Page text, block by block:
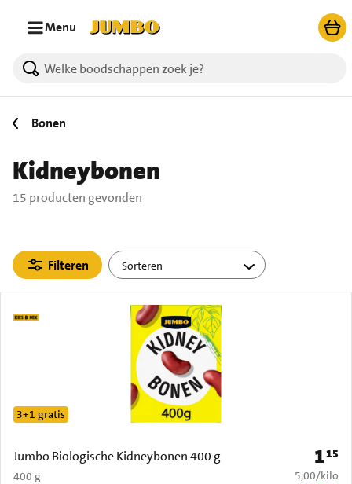
Menu
15 producten gevonden.
Bonen
Kidneybonen
15 producten gevonden
Filteren
Jumbo Biologische Kidneybonen 400 g
400 g
3+1 gratis
Prijs:
115
€ 5,00 per
5,00/kilo